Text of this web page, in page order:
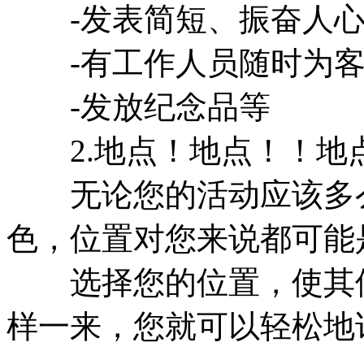
-发表简短、振奋人心
-有工作人员随时为客
-发放纪念品等
2.地点！地点！！地
无论您的活动应该多
色，位置对您来说都可
选择您的位置，使其
样一来，您就可以轻松